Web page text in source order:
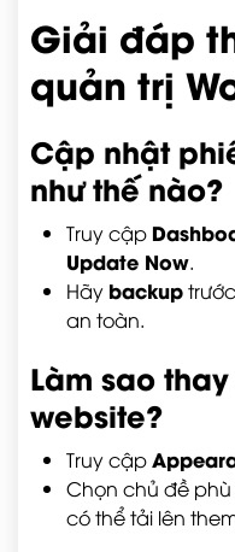
Giải đáp
quản trị
Cập nhật
như thế nào?
Truy cập
Update Now.
Hãy backup
an toàn.
Làm sao
website?
Truy cập
Chọn chủ đề
có thể tải lên